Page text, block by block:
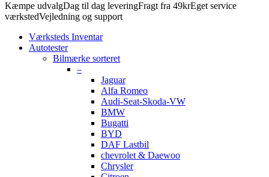
Kæmpe udvalgDag til dag leveringFragt fra 49krEget service
værkstedVejledning og support
Værksteds Inventar
Autotester
Bilmærke sorteret
–
Jaguar
Alfa Romeo
Audi-Seat-Skoda-VW
BMW
Bugatti
BYD
DAF Lastbil
chevrolet & Daewoo
Chrysler